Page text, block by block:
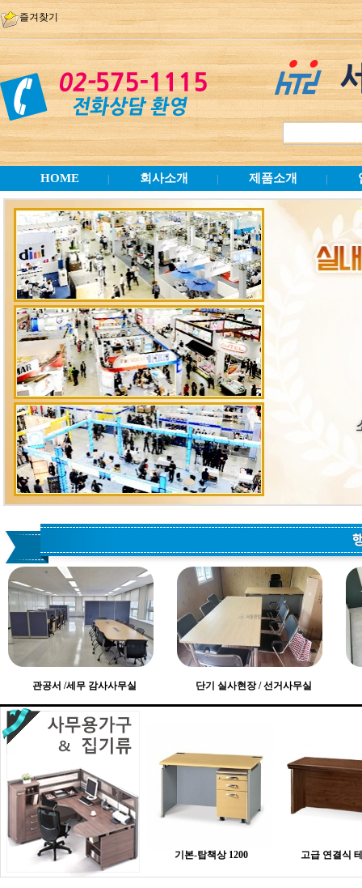
즐겨찾기
HOME 회사소개 제품소개
관공서 /세무 감사사무실 단기 실사현장 / 선거사무실
기본-탑책상 1200 고급 연결식